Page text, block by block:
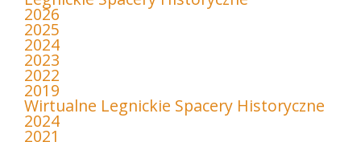
2026
2025
2024
2023
2022
2019
Wirtualne Legnickie Spacery Historyczne
2024
2021